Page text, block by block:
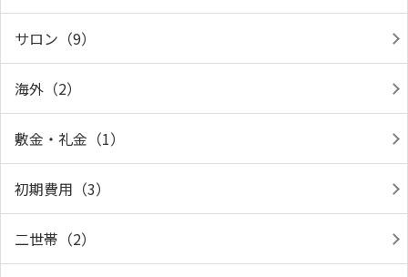
サロン（9）
海外（2）
敷金・礼金（1）
初期費用（3）
二世帯（2）